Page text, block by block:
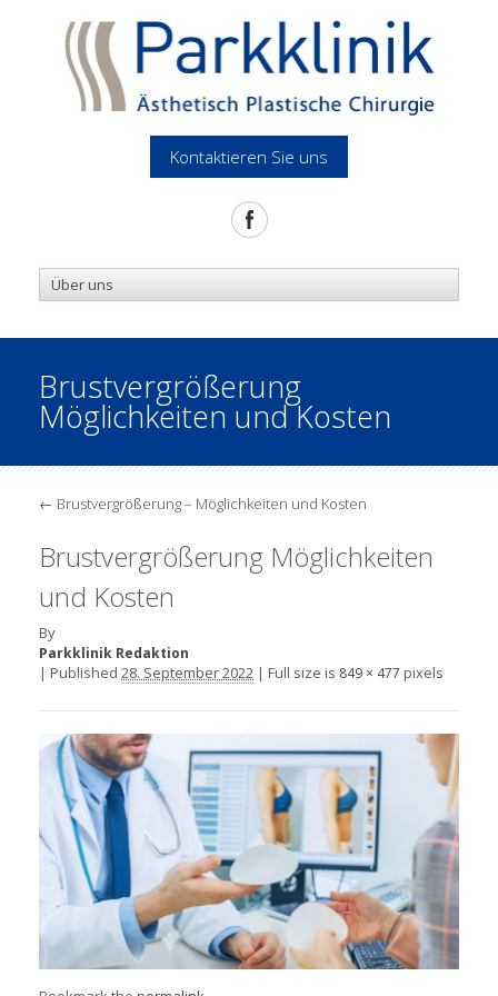
Kontaktieren Sie uns
Brustvergrößerung
Möglichkeiten und Kosten
← Brustvergrößerung – Möglichkeiten und Kosten
Brustvergrößerung Möglichkeiten
und Kosten
By
Parkklinik Redaktion
| Published 28. September 2022 | Full size is 849 × 477 pixels